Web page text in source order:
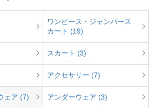
ワンピース・ジャンパース
カート (19)
スカート (3)
アクセサリー (7)
ェア (7) アンダーウェア (3)